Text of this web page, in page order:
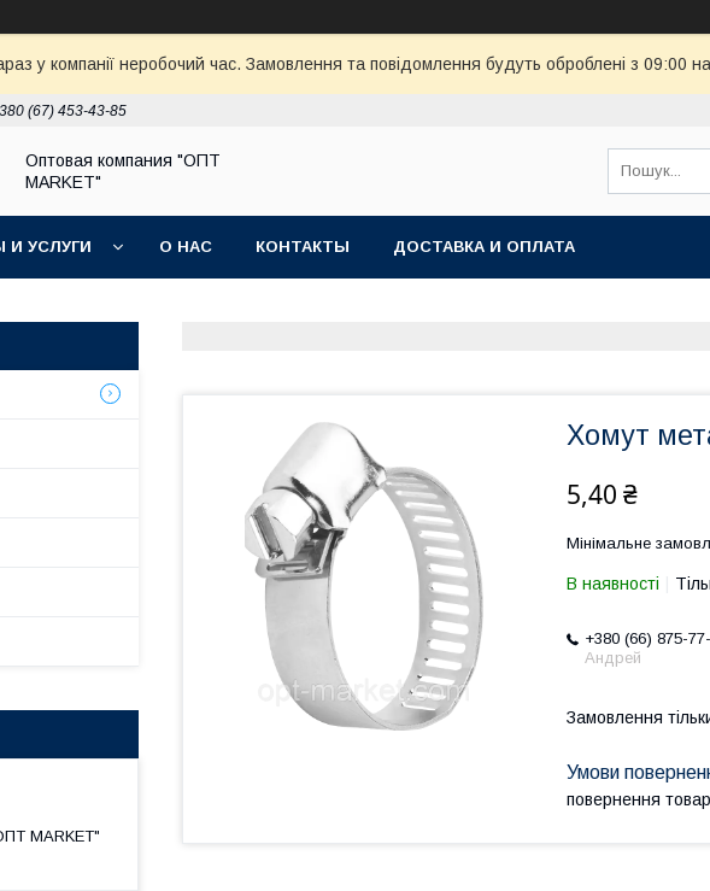
у компанії неробочий час. Замовлення та повідомлення будуть оброблені з 09:00
(67) 453-43-85
Оптовая компания "ОПТ
MARKET"
И УСЛУГИ О НАС КОНТАКТЫ ДОСТАВКА И ОПЛАТА
Хомут
5,40 ₴
Мінімальне
В наявності
+380 (66) 875-
Андрей
Замовлення
повернення
MARKET"